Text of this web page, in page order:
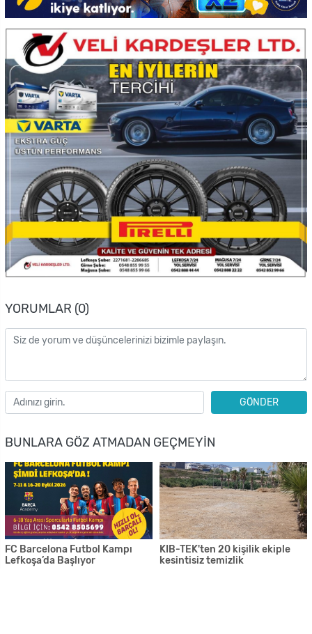
YORUMLAR (0)
GÖNDER
BUNLARA GÖZ ATMADAN GEÇMEYIN
FC Barcelona Futbol Kampı
Lefkoşa’da Başlıyor
KIB-TEK'ten 20 kişilik ekiple
kesintisiz temizlik